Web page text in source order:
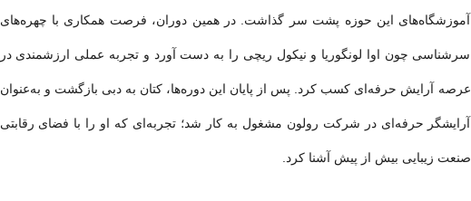
آموزشگاه‌های این حوزه پشت سر گذاشت. در همین دوران، فرصت همکاری با چهره‌های
سرشناسی چون اوا لونگوریا و نیکول ریچی را به دست آورد و تجربه عملی ارزشمندی در
عرصه آرایش حرفه‌ای کسب کرد. پس از پایان این دوره‌ها، کتان به دبی بازگشت و به‌عنوان
آرایشگر حرفه‌ای در شرکت رولون مشغول به کار شد؛ تجربه‌ای که او را با فضای رقابتی
صنعت زیبایی بیش از پیش آشنا کرد.